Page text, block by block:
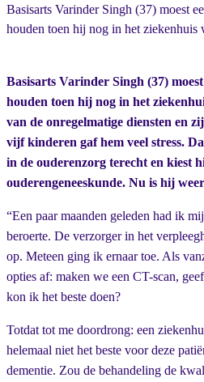
Basisarts Varinder Singh (37) moest
houden toen hij nog in het ziekenhuis
Basisarts Varinder Singh (37)
houden toen hij nog in het
van de onregelmatige diensten en
vijf kinderen gaf hem veel stress.
in de ouderenzorg terecht en kiest
ouderengeneeskunde. Nu is hij
“Een paar maanden geleden had ik
beroerte. De verzorger in het
op. Meteen ging ik ernaar toe. Als
opties af: maken we een CT-scan,
kon ik het beste doen?
Totdat tot me doordrong: een
helemaal niet het beste voor deze
dementie. Zou de behandeling de